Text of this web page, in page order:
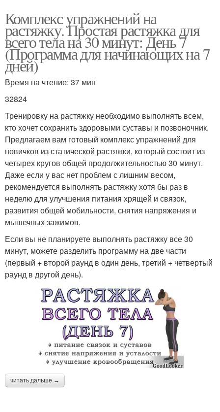
Комплекс упражнений на
растяжку. Простая растяжка для
всего тела на 30 минут: День 7
(Программа для начинающих на 7
дней)
Время на чтение: 37 мин
32824
Тренировку на растяжку необходимо выполнять всем,
кто хочет сохранить здоровыми суставы и позвоночник.
Предлагаем вам готовый комплекс упражнений для
новичков из статической растяжки, который состоит из
четырех кругов общей продолжительностью 30 минут.
Даже если у вас нет проблем с лишним весом,
рекомендуется выполнять растяжку хотя бы раз в
неделю для улучшения питания хрящей и связок,
развития общей мобильности, снятия напряжения и
мышечных зажимов.
Если вы не планируете выполнять растяжку все 30
минут, можете разделить программу на две части
(первый + второй раунд в один день, третий + четвертый
раунд в другой день).
читать дальше →